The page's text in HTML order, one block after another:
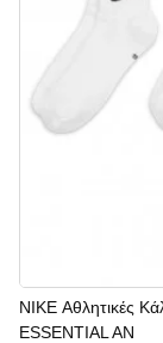
NIKE Αθλητικές
ESSENTIAL AN